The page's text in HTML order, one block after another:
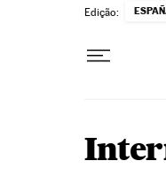
Edição: